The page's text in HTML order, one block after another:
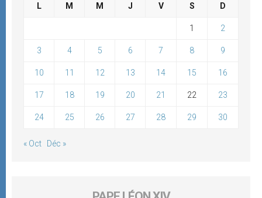
L M M J V S D
1 2
3 4 5 6 7 8 9
10 11 12 13 14 15 16
17 18 19 20 21 22 23
24 25 26 27 28 29 30
« Oct Déc »